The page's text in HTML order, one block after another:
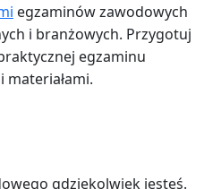
egzaminów zawodowych
i branżowych. Przygotuj
egzaminu
materiałami.
gdziekolwiek jesteś.